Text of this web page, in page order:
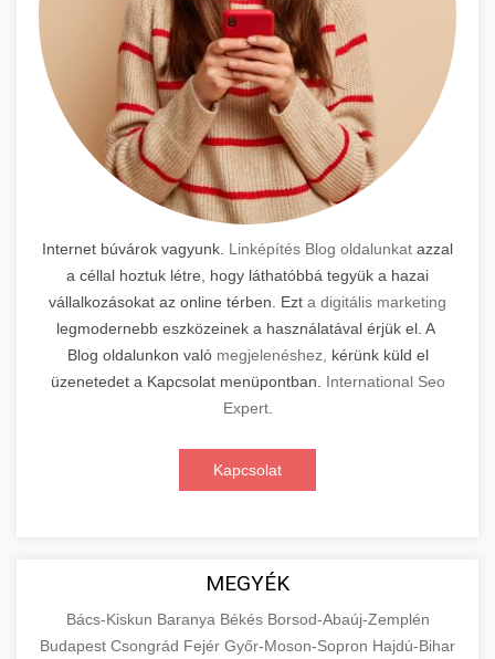
Internet búvárok vagyunk. Linképítés Blog oldalunkat azzal
a céllal hoztuk létre, hogy láthatóbbá tegyük a hazai
vállalkozásokat az online térben. Ezt a digitális marketing
legmodernebb eszközeinek a használatával érjük el. A
Blog oldalunkon való megjelenéshez,
kérünk küld el
üzenetedet a Kapcsolat menüpontban. International Seo
Expert.
Kapcsolat
MEGYÉK
Bács-Kiskun Baranya Békés Borsod-Abaúj-Zemplén
Budapest Csongrád Fejér Győr-Moson-Sopron Hajdú-Bihar